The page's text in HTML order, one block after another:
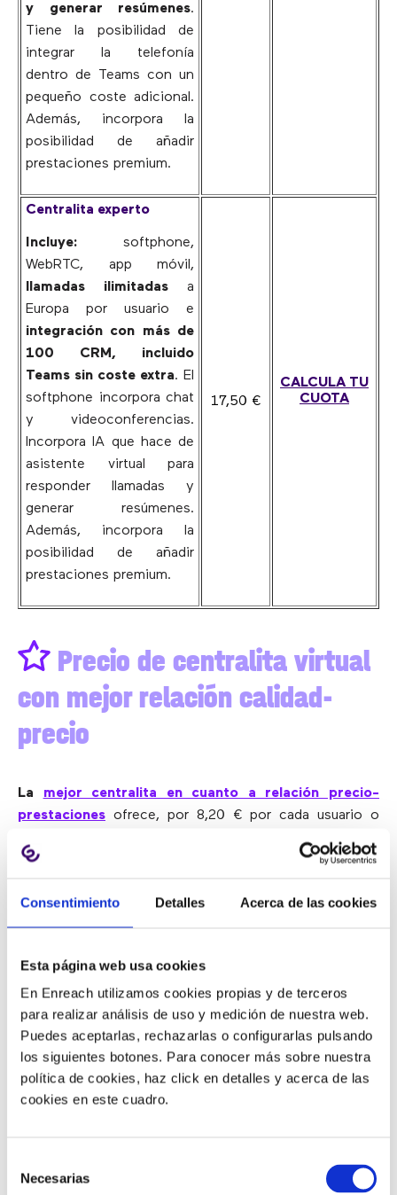
Consentimiento Detalles Acerca de las cookies
Esta página web usa cookies
En Enreach utilizamos cookies propias y de terceros
para realizar análisis de uso y medición de nuestra web.
Puedes aceptarlas, rechazarlas o configurarlas pulsando
los siguientes botones. Para conocer más sobre nuestra
política de cookies, haz click en detalles y acerca de las
cookies en este cuadro.
Necesarias
y generar resúmenes.
Tiene la posibilidad de
integrar la telefonía
dentro de Teams con un
pequeño coste adicional.
Además, incorpora la
posibilidad de añadir
prestaciones premium.
Centralita experto
Incluye: softphone,
WebRTC, app móvil,
llamadas ilimitadasa
Europa por usuario e
integración con más de
100 CRM, incluido
Teams sin coste extra. El
softphone incorpora chat
y videoconferencias.
Incorpora IA que hace de
asistente virtual para
responder llamadas y
generar resúmenes.
Además, incorpora la
posibilidad de añadir
prestaciones premium.
17,50 €
CALCULA TU
CUOTA
Precio de centralita virtual
con mejor relación calidad-
precio
La mejor centralita en cuanto a relación precio-
prestaciones ofrece, por 8,20 € por cada usuario o
Centralita virtual completa.
Chat interno.